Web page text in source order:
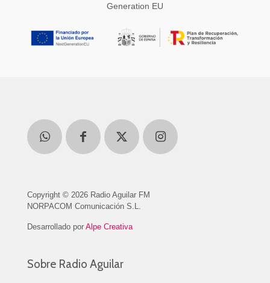
Generation EU
Copyright © 2026 Radio Aguilar FM
NORPACOM Comunicación S.L.
Desarrollado por Alpe Creativa
Sobre Radio Aguilar